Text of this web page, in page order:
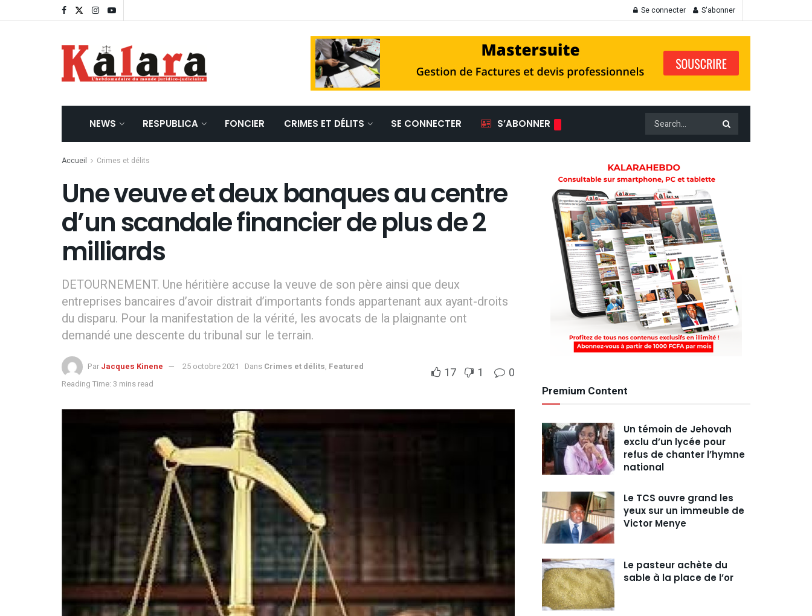
Se connecter S'abonner
NEWS RESPUBLICA FONCIER CRIMES ET DÉLITS SE CONNECTER S’ABONNER
Accueil Crimes et délits
Une veuve et deux banques au centre
d’un scandale financier de plus de 2
milliards
DETOURNEMENT. Une héritière accuse la veuve de son père ainsi que deux
entreprises bancaires d’avoir distrait d’importants fonds appartenant aux ayant-droits
du disparu. Pour la manifestation de la vérité, les avocats de la plaignante ont
demandé une descente du tribunal sur le terrain.
Par Jacques Kinene 25 octobre 2021 Dans Crimes et délits, Featured
Reading Time: 3 mins read
17 1 0
Premium Content
Un témoin de Jehovah
exclu d’un lycée pour
refus de chanter l’hymne
national
Le TCS ouvre grand les
yeux sur un immeuble de
Victor Menye
Le pasteur achète du
sable à la place de l’or